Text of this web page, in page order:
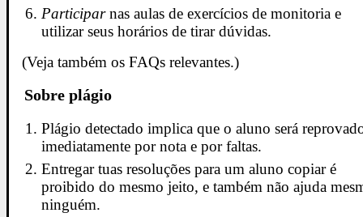
Participarnas aulas de exercícios de monitoria e
utilizar seus horários de tirar dúvidas.
(Veja também os FAQs relevantes.)
Sobre plágio
Plágio detectado implica que o aluno será
imediatamente por nota e por faltas.
Entregar tuas resoluções para um aluno copiar é
proibido do mesmo jeito, e também não ajuda
ninguém.